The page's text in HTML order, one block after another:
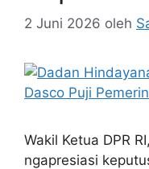
2 Juni 2026 oleh
Wakil Ketua DPR
ngapresiasi